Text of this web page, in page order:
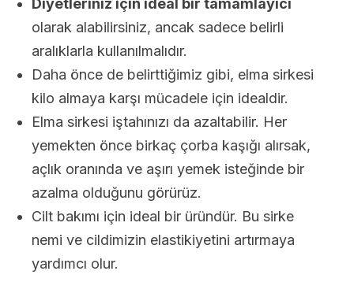
Diyetleriniz için ideal bir tamamlayıcı
olarak alabilirsiniz, ancak sadece belirli
aralıklarla kullanılmalıdır.
Daha önce de belirttiğimiz gibi, elma sirkesi
kilo almaya karşı mücadele için idealdir.
Elma sirkesi iştahınızı da azaltabilir. Her
yemekten önce birkaç çorba kaşığı alırsak,
açlık oranında ve aşırı yemek isteğinde bir
azalma olduğunu görürüz.
Cilt bakımı için ideal bir üründür. Bu sirke
nemi ve cildimizin elastikiyetini artırmaya
yardımcı olur.